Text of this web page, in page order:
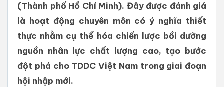
(Thành phố Hồ Chí Minh). Đây được đánh giá
là hoạt động chuyên môn có ý nghĩa thiết
thực nhằm cụ thể hóa chiến lược bồi dưỡng
nguồn nhân lực chất lượng cao, tạo bước
đột phá cho TDDC Việt Nam trong giai đoạn
hội nhập mới.